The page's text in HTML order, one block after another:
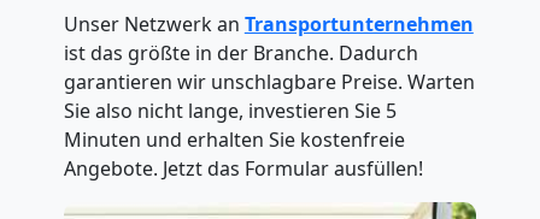
Unser Netzwerk an Transportunternehmen
ist das größte in der Branche. Dadurch
garantieren wir unschlagbare Preise. Warten
Sie also nicht lange, investieren Sie 5
Minuten und erhalten Sie kostenfreie
Angebote. Jetzt das Formular ausfüllen!